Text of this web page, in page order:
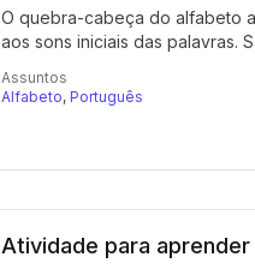
O quebra-cabeça do alfabeto
aos sons iniciais das palavras.
Assuntos
Alfabeto, Português
Atividade para